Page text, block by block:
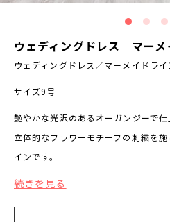
ウェディングドレス マーメ
ウェディングドレス／マーメイドライ
サイズ9号
艶やかな光沢のあるオーガンジーで仕
立体的なフラワーモチーフの刺繍を
インです。
続きを見る